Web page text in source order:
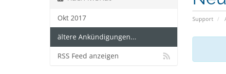
Support
Okt 2017
ältere Ankündigungen...
RSS Feed anzeigen